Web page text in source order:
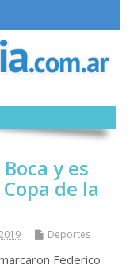
y es
de la
Deportes
Federico